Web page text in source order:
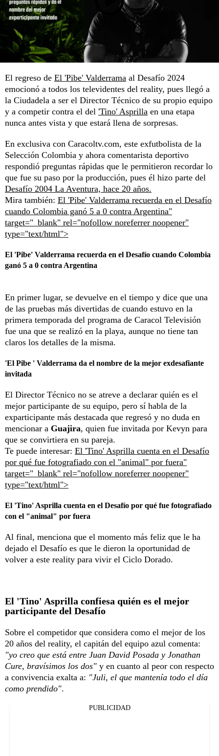
El regreso de El 'Pibe' Valderrama al Desafío 2024
emocionó a todos los televidentes del reality, pues llegó a
la Ciudadela a ser el Director Técnico de su propio equipo
y a competir contra el del 'Tino' Asprilla en una etapa
nunca antes vista y que estará llena de sorpresas.
En exclusiva con Caracoltv.com, este exfutbolista de la
Selección Colombia y ahora comentarista deportivo
respondió preguntas rápidas que le permitieron recordar lo
que fue su paso por la producción, pues él hizo parte del
Desafío 2004 La Aventura, hace 20 años.
Mira también: El 'Pibe' Valderrama recuerda en el Desafío
cuando Colombia ganó 5 a 0 contra Argentina"
target="_blank" rel="nofollow noreferrer noopener"
type="text/html">
El 'Pibe' Valderrama recuerda en el Desafío cuando Colombia
ganó 5 a 0 contra Argentina
En primer lugar, se devuelve en el tiempo y dice que una
de las pruebas más divertidas de cuando estuvo en la
primera temporada del programa de Caracol Televisión
fue una que se realizó en la playa, aunque no tiene tan
claros los detalles de la misma.
'El Pibe ' Valderrama da el nombre de la mejor exdesafiante
invitada
El Director Técnico no se atreve a declarar quién es el
mejor participante de su equipo, pero sí habla de la
exparticipante más destacada que regresó y no duda en
mencionar a Guajira, quien fue invitada por Kevyn para
que se convirtiera en su pareja.
Te puede interesar: El 'Tino' Asprilla cuenta en el Desafío
por qué fue fotografiado con el "animal" por fuera"
target="_blank" rel="nofollow noreferrer noopener"
type="text/html">
El 'Tino' Asprilla cuenta en el Desafío por qué fue fotografiado
con el "animal" por fuera
Al final, menciona que el momento más feliz que le ha
dejado el Desafío es que le dieron la oportunidad de
volver a este reality para vivir el Ciclo Dorado.
El 'Tino' Asprilla confiesa quién es el mejor
participante del Desafío
Sobre el competidor que considera como el mejor de los
20 años del reality, el capitán del equipo azul comenta:
"yo creo que está entre Juan David Posada y Jonathan
Cure, bravísimos los dos" y en cuanto al peor con respecto
a convivencia exalta a: "Juli, el que mantenía todo el día
como prendido".
PUBLICIDAD